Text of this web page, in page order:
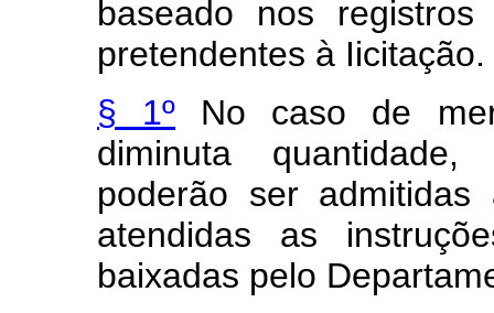
baseado nos
pretendentes à Iicitação.
§ 1º No caso de
diminuta
poderão ser
atendidas as
baixadas pelo